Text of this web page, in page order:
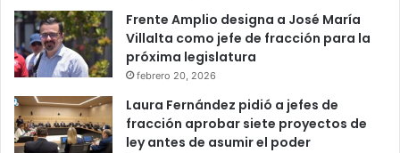
Frente Amplio designa a José María
Villalta como jefe de fracción para la
próxima legislatura
febrero 20, 2026
Laura Fernández pidió a jefes de
fracción aprobar siete proyectos de
ley antes de asumir el poder